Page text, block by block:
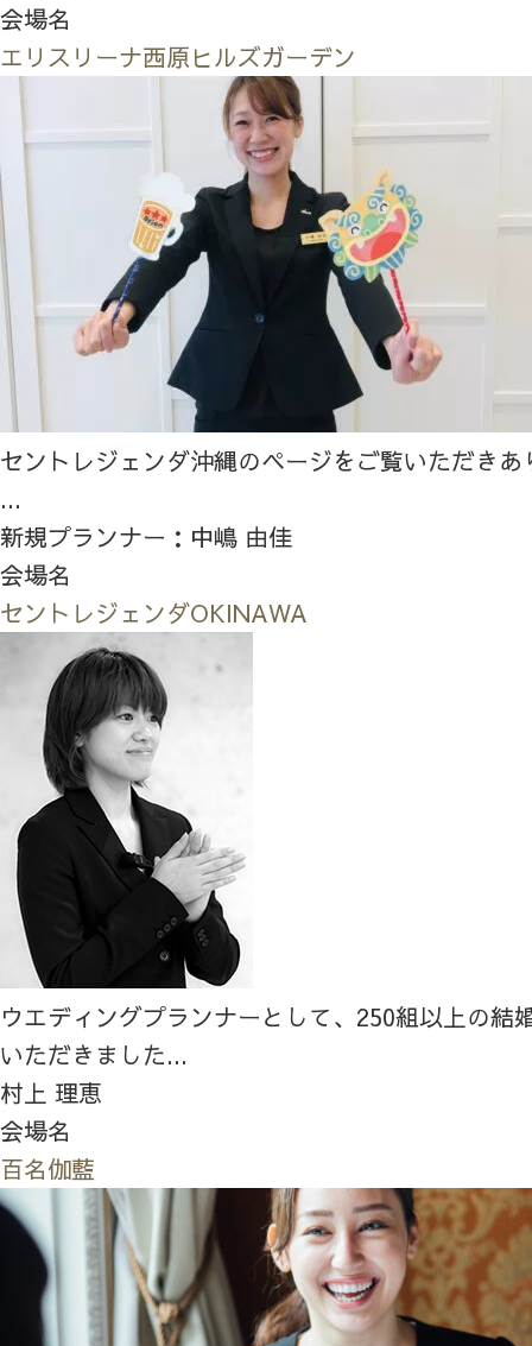
会場名
エリスリーナ西原ヒルズガーデン
セントレジェンダ沖縄のページをご覧いただき
...
新規プランナー：中嶋 由佳
会場名
セントレジェンダOKINAWA
ウエディングプランナーとして、250組以上の結
いただきました...
村上 理恵
会場名
百名伽藍